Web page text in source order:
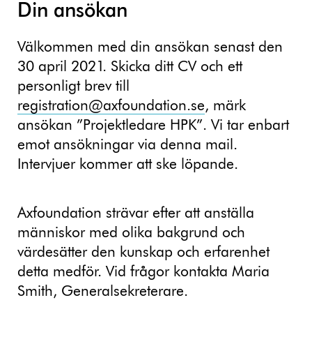
Din ansökan
Välkommen med din ansökan senast den
30 april 2021. Skicka ditt CV och ett
personligt brev till
registration@axfoundation.se, märk
ansökan ”Projektledare HPK”. Vi tar enbart
emot ansökningar via denna mail.
Intervjuer kommer att ske löpande.
Axfoundation strävar efter att anställa
människor med olika bakgrund och
värdesätter den kunskap och erfarenhet
detta medför. Vid frågor kontakta Maria
Smith, Generalsekreterare.